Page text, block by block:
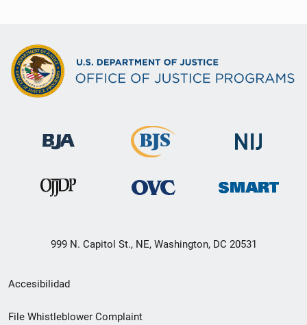
999 N. Capitol St., NE, Washington, DC 20531
Menú
de
Accesibilidad
File Whistleblower Complaint